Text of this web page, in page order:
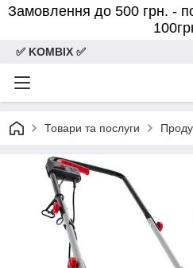
Замовлення до 500 грн. -
✅ KOMBIX ✅
Товари та послуги